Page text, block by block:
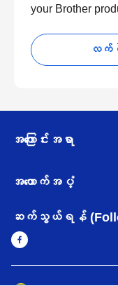
your Brother
လက်
အကြောင်းအရာ
အထောက်အပံ့
ဆက်သွယ်ရန်